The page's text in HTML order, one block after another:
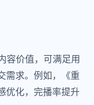
容价值，可满足用
需求。例如，《重
优化，完播率提升